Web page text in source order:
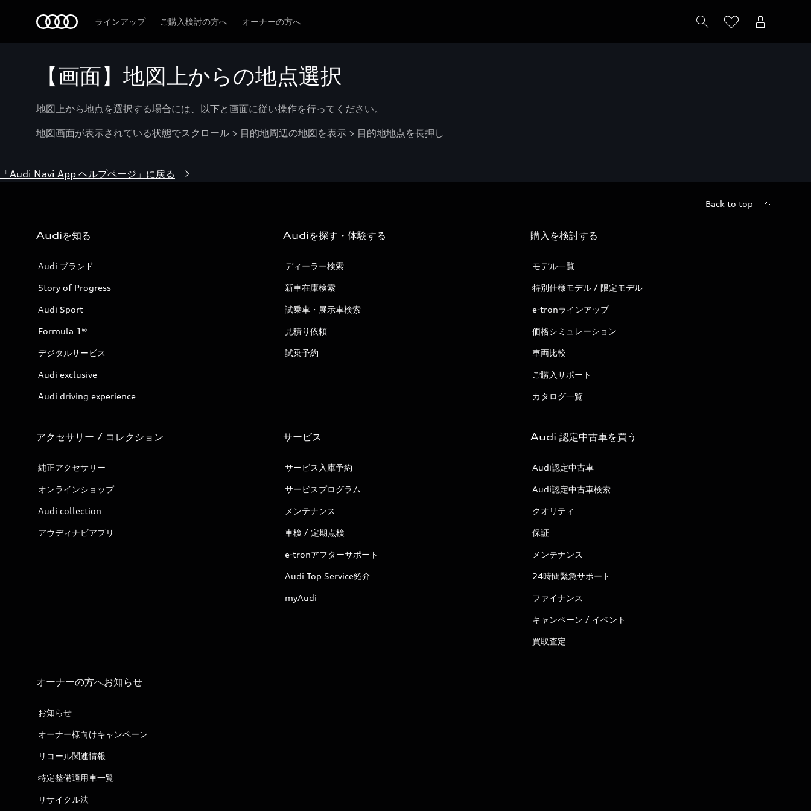
ラインアップ ご購入検討の方へ オーナーの方へ
【画面】地図上からの地点選択
地図上から地点を選択する場合には、以下と画面に従い操作を行ってください。
地図画面が表示されている状態でスクロール > 目的地周辺の地図を表示 > 目的地地点を長押し
「Audi Navi App ヘルプページ」に戻る
Back to top
Audiを知る
Audi ブランド
Story of Progress
Audi Sport
Formula 1®
デジタルサービス
Audi exclusive
Audi driving experience
Audiを探す・体験する
ディーラー検索
新車在庫検索
試乗車・展示車検索
見積り依頼
試乗予約
購入を検討する
モデル一覧
特別仕様モデル / 限定モデル
e-tronラインアップ
価格シミュレーション
車両比較
ご購入サポート
カタログ一覧
アクセサリー / コレクション
純正アクセサリー
オンラインショップ
Audi collection
アウディナビアプリ
サービス
サービス入庫予約
サービスプログラム
メンテナンス
車検 / 定期点検
e-tronアフターサポート
Audi Top Service紹介
myAudi
Audi 認定中古車を買う
Audi認定中古車
Audi認定中古車検索
クオリティ
保証
メンテナンス
24時間緊急サポート
ファイナンス
キャンペーン / イベント
買取査定
オーナーの方へお知らせ
お知らせ
オーナー様向けキャンペーン
リコール関連情報
特定整備適用車一覧
リサイクル法